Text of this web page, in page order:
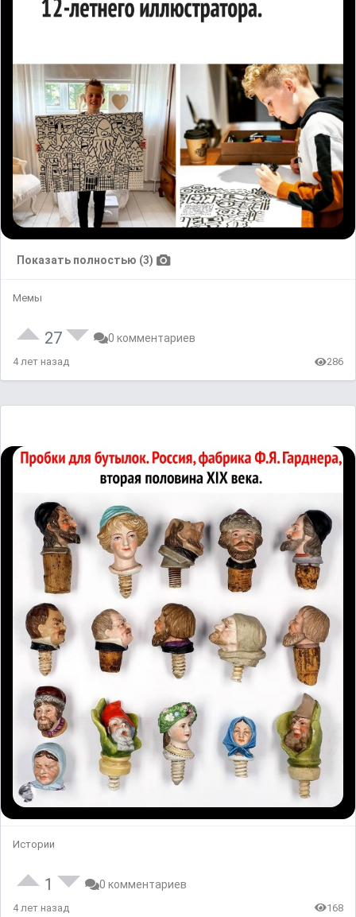
Показать полностью (3)
Мемы
27 0 комментариев
4 лет назад 286
Истории
1 0 комментариев
4 лет назад 168